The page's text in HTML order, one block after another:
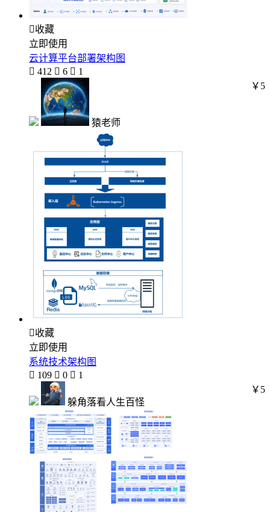
收藏
立即使用
云计算平台部署架构图
 412  6  1
猿老师
￥5
收藏
立即使用
系统技术架构图
 109  0  1
躲角落看人生百怪
￥5